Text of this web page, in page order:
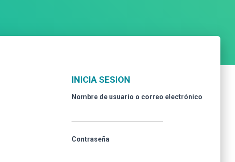
INICIA SESION
Nombre de usuario o correo electrónico
Contraseña